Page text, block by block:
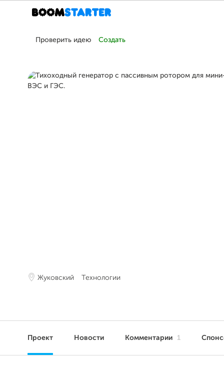
Проверить идею Создать
Жуковский Технологии
Проект Новости Комментарии 1